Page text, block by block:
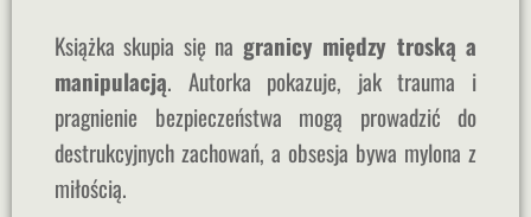
Książka skupia się na granicy między troską a
manipulacją. Autorka pokazuje, jak trauma i
pragnienie bezpieczeństwa mogą prowadzić do
destrukcyjnych zachowań, a obsesja bywa mylona z
miłością.